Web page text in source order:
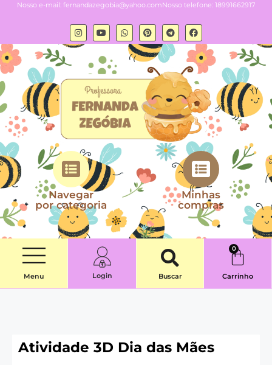
Nosso e-mail: fernandazegobia@yahoo.comNosso telefone: 18991662917
Navegar
por categoria
Minhas
compras
Menu Login Buscar
0
Carrinho
Atividade 3D Dia das Mães